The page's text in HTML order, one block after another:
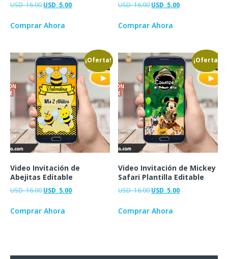
USD16.00 USD 5.00
Comprar Ahora
USD16.00 USD 5.00
Comprar Ahora
¡Oferta!
Video Invitación de
Abejitas Editable
USD16.00 USD 5.00
Comprar Ahora
¡Oferta!
Video Invitación de Mickey
Safari Plantilla Editable
USD16.00 USD 5.00
Comprar Ahora